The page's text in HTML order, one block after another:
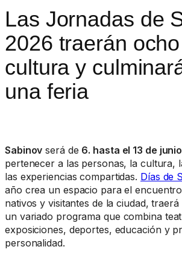
Las Jornadas de
2026 traerán
cultura y
una feria
Sabinov será de 6. hasta el 13 de
pertenecer a las personas, la cultura,
las experiencias compartidas. Días de
año crea un espacio para el
nativos y visitantes de la ciudad,
un variado programa que combina
exposiciones, deportes, educación y
personalidad.